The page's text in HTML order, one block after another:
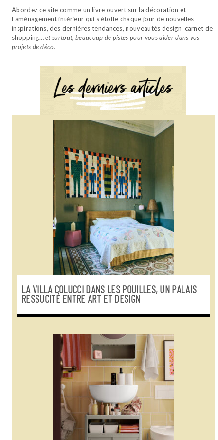
Abordez ce site comme un livre ouvert sur la décoration et
l’aménagement intérieur qui s’étoffe chaque jour de nouvelles
inspirations, des dernières tendances, nouveautés design, carnet de
shopping…et surtout, beaucoup de pistes pour vous aider dans vos
projets de déco.
LA VILLA COLUCCI DANS LES POUILLES, UN PALAIS
RESSUCITÉ ENTRE ART ET DESIGN